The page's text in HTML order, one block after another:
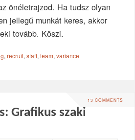
önéletrajzod. Ha tudsz olyan
jellegű munkát keres, akkor
tovább. Köszi.
,recruit,staff,team,variance
13 COMMENTS
Grafikus szaki